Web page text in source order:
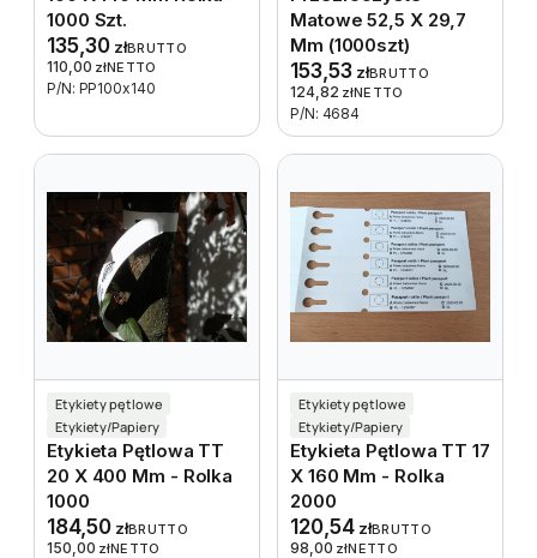
1000 Szt.
135,30 złBRUTTO
110,00 złNETTO
P/N: PP100x140
Matowe 52,5 X 29,7
Mm (1000szt)
153,53 złBRUTTO
124,82 złNETTO
P/N: 4684
Etykiety pętlowe
Etykiety/Papiery
Etykieta Pętlowa TT
20 X 400 Mm - Rolka
1000
184,50 złBRUTTO
150,00 złNETTO
Etykiety pętlowe
Etykiety/Papiery
Etykieta Pętlowa TT 17
X 160 Mm - Rolka
2000
120,54 złBRUTTO
98,00 złNETTO